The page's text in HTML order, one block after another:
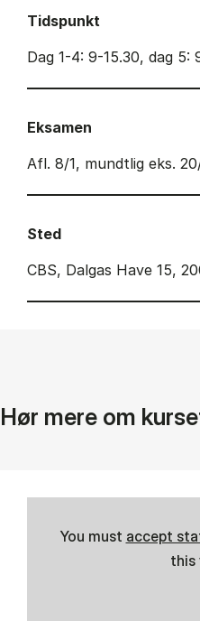
Tidspunkt
Dag 1-4: 9-15.30, dag 5:
Eksamen
Afl. 8/1, mundtlig eks.
Sted
CBS, Dalgas Have 15,
Hør mere om
You must accept
this